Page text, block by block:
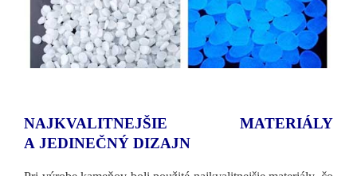
NAJKVALITNEJŠIE MATERIÁLY
A JEDINEČNÝ DIZAJN